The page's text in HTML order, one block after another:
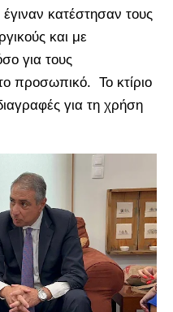
κατέστησαν τους
και με
για τους
προσωπικό. Το κτίριο
για τη χρήση